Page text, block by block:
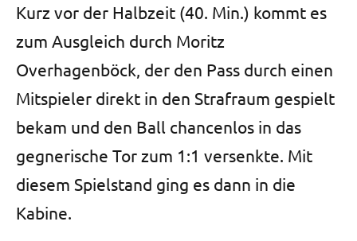
Kurz vor der Halbzeit (40. Min.) kommt es
zum Ausgleich durch Moritz
Overhagenböck, der den Pass durch einen
Mitspieler direkt in den Strafraum gespielt
bekam und den Ball chancenlos in das
gegnerische Tor zum 1:1 versenkte. Mit
diesem Spielstand ging es dann in die
Kabine.